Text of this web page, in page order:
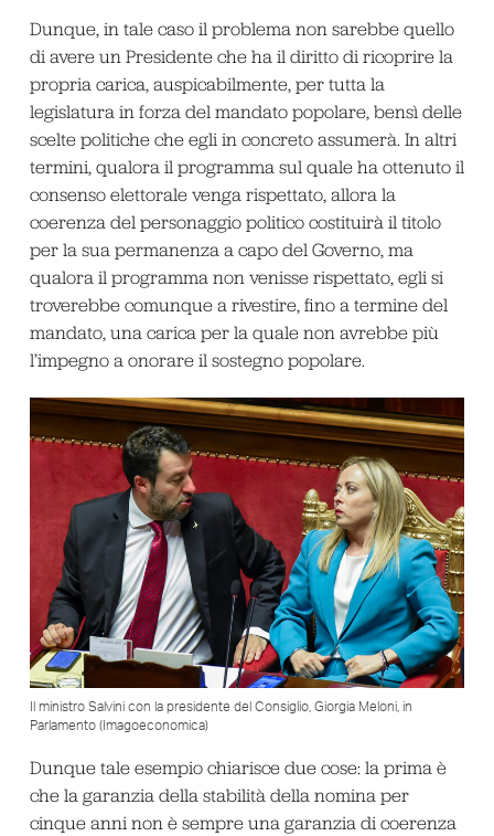
Dunque, in tale caso il problema non sarebbe quello
di avere un Presidente che ha il diritto di ricoprire la
propria carica, auspicabilmente, per tutta la
legislatura in forza del mandato popolare, bensì delle
scelte politiche che egli in concreto assumerà. In altri
termini, qualora il programma sul quale ha ottenuto il
consenso elettorale venga rispettato, allora la
coerenza del personaggio politico costituirà il titolo
per la sua permanenza a capo del Governo, ma
qualora il programma non venisse rispettato, egli si
troverebbe comunque a rivestire, fino a termine del
mandato, una carica per la quale non avrebbe più
l’impegno a onorare il sostegno popolare.
Il ministro Salvini con la presidente del Consiglio, Giorgia Meloni, in
Parlamento (Imagoeconomica)
Dunque tale esempio chiarisce due cose: la prima è
che la garanzia della stabilità della nomina per
cinque anni non è sempre una garanzia di coerenza